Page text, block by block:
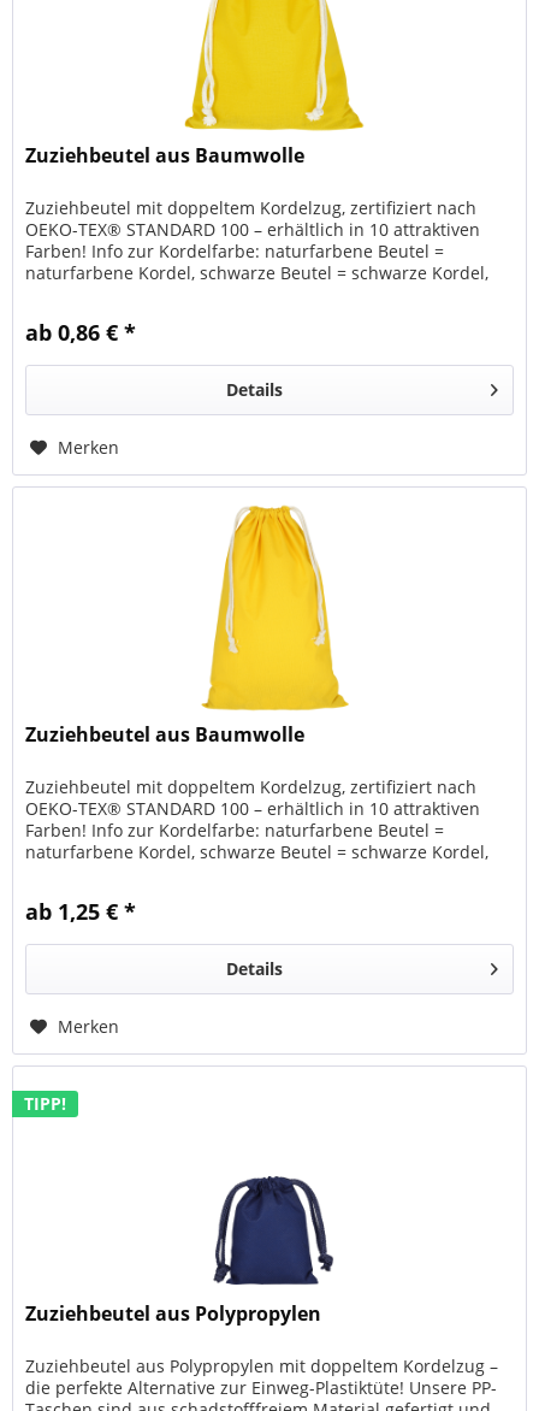
Zuziehbeutel aus Baumwolle
Zuziehbeutel mit doppeltem Kordelzug, zertifiziert nach
OEKO-TEX® STANDARD 100 – erhältlich in 10 attraktiven
Farben! Info zur Kordelfarbe: naturfarbene Beutel =
naturfarbene Kordel, schwarze Beutel = schwarze Kordel,
ab 0,86 € *
Details
Merken
Zuziehbeutel aus Baumwolle
Zuziehbeutel mit doppeltem Kordelzug, zertifiziert nach
OEKO-TEX® STANDARD 100 – erhältlich in 10 attraktiven
Farben! Info zur Kordelfarbe: naturfarbene Beutel =
naturfarbene Kordel, schwarze Beutel = schwarze Kordel,
ab 1,25 € *
Details
Merken
TIPP!
Zuziehbeutel aus Polypropylen
Zuziehbeutel aus Polypropylen mit doppeltem Kordelzug –
die perfekte Alternative zur Einweg-Plastiktüte! Unsere PP-